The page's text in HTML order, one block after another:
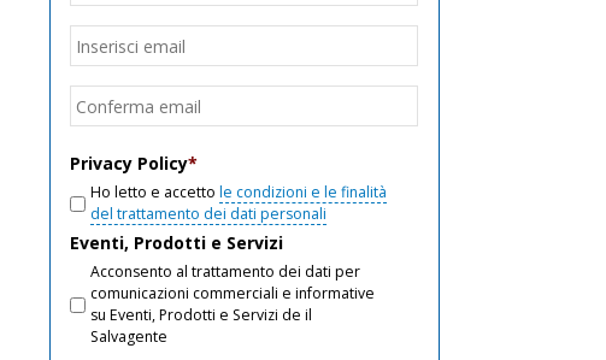
Email
Privacy Policy*
Ho letto e accetto le condizioni e le finalità
del trattamento dei dati personali
Eventi, Prodotti e Servizi
Acconsento al trattamento dei dati per
comunicazioni commerciali e informative
su Eventi, Prodotti e Servizi de il
Salvagente